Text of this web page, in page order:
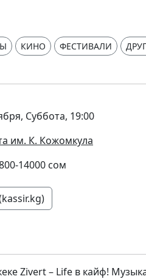
КИНО ФЕСТИВАЛИ
Суббота, 19:00
им. К. Кожомкула
14000 сом
Zivert – Life в кайф!